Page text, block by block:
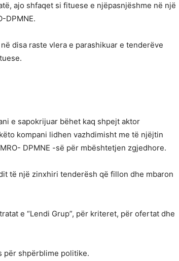
ajo shfaqet si fituese e njëpasnjëshme në një
DPMNE.
disa raste vlera e parashikuar e tenderëve
e sapokrijuar bëhet kaq shpejt aktor
kompani lidhen vazhdimisht me të njëjtin
DPMNE -së për mbështetjen zgjedhore.
të një zinxhiri tenderësh që fillon dhe mbaron
e “Lendi Grup”, për kriteret, për ofertat dhe
për shpërblime politike.